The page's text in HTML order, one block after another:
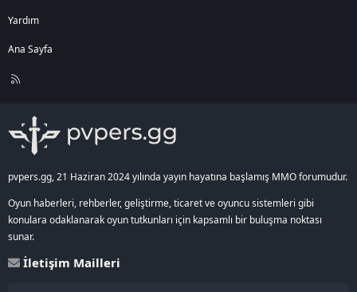
Yardım
Ana Sayfa
R
pvpers.gg, 21 Haziran 2024 yılında yayın hayatına başlamış MMO forumudur.
Oyun haberleri, rehberler, geliştirme, ticaret ve oyuncu sistemleri gibi
konulara odaklanarak oyun tutkunları için kapsamlı bir buluşma noktası
sunar.
İletişim Mailleri